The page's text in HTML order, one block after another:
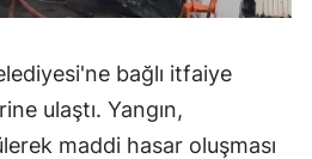
bağlı itfaiye
ulaştı. Yangın,
maddi hasar oluşması